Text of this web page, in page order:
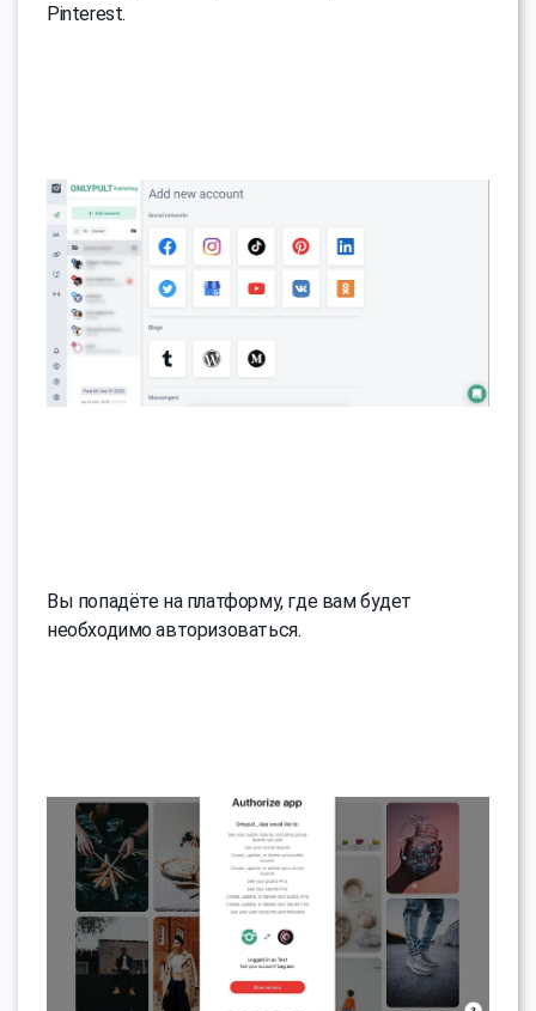
Pinterest.
Вы попадёте на платформу, где вам будет
необходимо авторизоваться.